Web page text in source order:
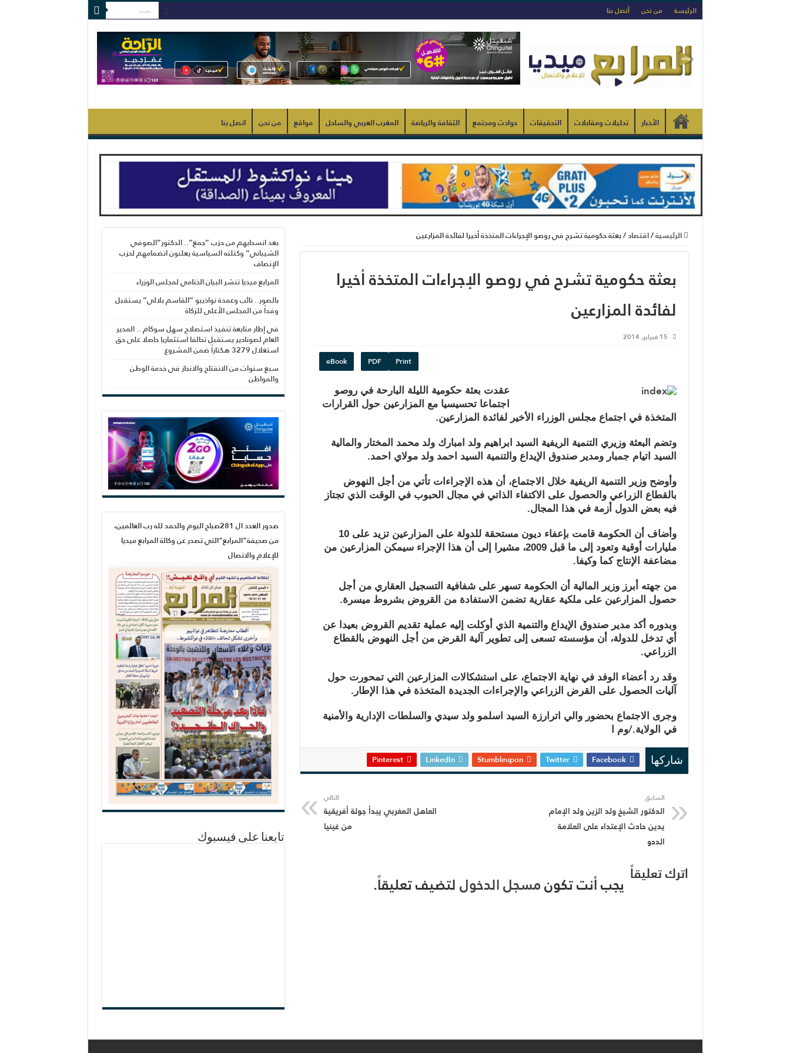
الرئيسة من نحن أتصل بنا
الأخبار تحليلات ومقابلات التحقيقات حوادث ومجتمع الثقافة والرياضة المغرب العربي والساحل مواقع من نحن اتصل بنا
الرئيسية/اقتصاد/بعثة حكومية تشرح في روصو الإجراءات المتخذة أخيرا لفائدة المزارعين
بعثة حكومية تشرح في روصو الإجراءات المتخذة أخيرا
لفائدة المزارعين
15 فبراير, 2014
Print
PDF
eBook
عقدت بعثة حكومية الليلة البارحة في روصو
اجتماعا تحسيسيا مع المزارعين حول القرارات
المتخذة في اجتماع مجلس الوزراء الأخير لفائدة المزارعين.
وتضم البعثة وزيري التنمية الريفية السيد ابراهيم ولد امبارك ولد محمد المختار والمالية
السيد اتيام جمبار ومدير صندوق الإيداع والتنمية السيد احمد ولد مولاي احمد.
وأوضح وزير التنمية الريفية خلال الاجتماع، أن هذه الإجراءات تأتي من أجل النهوض
بالقطاع الزراعي والحصول على الاكتفاء الذاتي في مجال الحبوب في الوقت الذي تجتاز
فيه بعض الدول أزمة في هذا المجال.
وأضاف أن الحكومة قامت بإعفاء ديون مستحقة للدولة على المزارعين تزيد على 10
مليارات أوقية وتعود إلى ما قبل 2009، مشيرا إلى أن هذا الإجراء سيمكن المزارعين من
مضاعفة الإنتاج كما وكيفا.
من جهته أبرز وزير المالية أن الحكومة تسهر على شفافية التسجيل العقاري من أجل
حصول المزارعين على ملكية عقارية تضمن الاستفادة من القروض بشروط ميسرة.
وبدوره أكد مدير صندوق الإيداع والتنمية الذي أوكلت إليه عملية تقديم القروض بعيدا عن
أي تدخل للدولة، أن مؤسسته تسعى إلى تطوير آلية القرض من أجل النهوض بالقطاع
الزراعي.
وقد رد أعضاء الوفد في نهاية الاجتماع، على استشكالات المزارعين التي تمحورت حول
آليات الحصول على القرض الزراعي والإجراءات الجديدة المتخذة في هذا الإطار.
وجرى الاجتماع بحضور والي اترارزة السيد اسلمو ولد سيدي والسلطات الإدارية والأمنية
في الولاية./وم ا
شاركها Facebook
Twitter
Stumbleupon
LinkedIn
Pinterest
السابق
الدكتور الشيخ ولد الزين ولد الإمام
يدين حادث الإعتداء على العلامة
الددو
التالي
العاهل المغربي يبدأ جولة أفريقية
من غينيا
اترك تعليقاً يجب أنت تكونمسجل الدخوللتضيف تعليقاً.
بعد انسحابهم من حزب “جمع”.. الدكتور”الصوفي
الشيباني” وكتلته السياسية يعلنون انضمامهم لحزب
الإنصاف
المرابع ميديا تنشر البيان الختامي لمجلس الوزراء
بالصور.. نائب وعمدة نواذيبو “القاسم بلالي” يستقبل
وفداً من المجلس الأعلى للزكاة
في إطار متابعة تنفيذ استصلاح سهل سوكام .. المدير
العام لصونادير يستقبل تحالفا استثماريا حاصلا على حق
استغلال 3279 هكتاراً ضمن المشروع
سبع سنوات من الانفتاح والانجاز في خدمة الوطن
والمواطن
صدور العدد ال 281صباح اليوم والحمد لله رب العالمين،
من صحيفة"المرابع"التي تصدر عن وكالة المرابع ميديا
للإعلام والاتصال
تابعنا على فيسبوك